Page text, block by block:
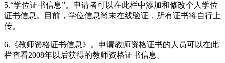
5.“学位证书信息”。申请者可以在此栏中添加和修改个人学位
证书信息。目前，学位信息尚未在线验证，所有证书将自行上
传。
6.《教师资格证书信息》。申请教师资格证书的人员可以在此
栏查看2008年以后获得的教师资格证书信息。